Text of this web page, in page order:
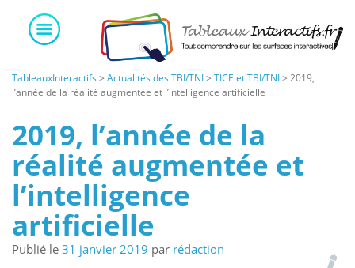
content
TableauxInteractifs > Actualités des TBI/TNI> TICE et TBI/TNI> 2019,
l’année de la réalité augmentée et l’intelligence artificielle
2019, l’année de la
réalité augmentée et
l’intelligence
artificielle
Publié le 31 janvier 2019 par rédaction